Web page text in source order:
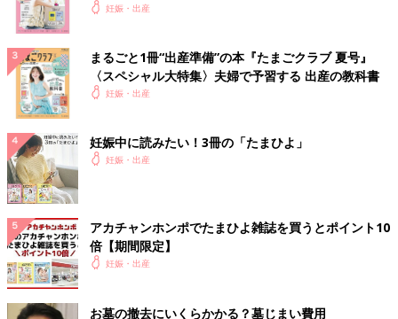
妊娠・出産
まるごと1冊“出産準備”の本『たまごクラブ 夏号』
〈スペシャル大特集〉夫婦で予習する 出産の教科書
妊娠・出産
妊娠中に読みたい！3冊の「たまひよ」
妊娠・出産
アカチャンホンポでたまひよ雑誌を買うとポイント10
倍【期間限定】
妊娠・出産
お墓の撤去にいくらかかる？墓じまい費用